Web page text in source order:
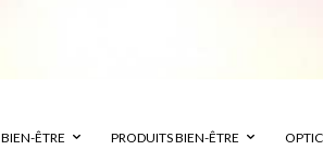
BIEN-ÊTRE PRODUITS BIEN-ÊTRE